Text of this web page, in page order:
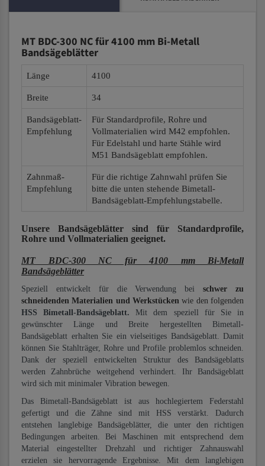
MT BDC-300 NC für 4100 mm Bi-Metall
Bandsägeblätter
Länge 4100
Breite 34
Bandsägeblatt-
Empfehlung
Für Standardprofile, Rohre und
Vollmaterialien wird M42 empfohlen.
Für Edelstahl und harte Stähle wird
M51 Bandsägeblatt empfohlen.
Zahnmaß-
Empfehlung
Für die richtige Zahnwahl prüfen Sie
bitte die unten stehende Bimetall-
Bandsägeblatt-Empfehlungstabelle.
Unsere Bandsägeblätter sind für Standardprofile,
Rohre und Vollmaterialien geeignet.
MT BDC-300 NC für 4100 mm Bi-Metall
Bandsägeblätter
Speziell entwickelt für die Verwendung beischwer zu
schneidenden Materialien und Werkstücken wie den folgenden
HSS Bimetall-Bandsägeblatt. Mit dem speziell für Sie in
gewünschter Länge und Breite hergestellten Bimetall-
Bandsägeblatt erhalten Sie ein vielseitiges Bandsägeblatt. Damit
können Sie Stahlträger, Rohre und Profile problemlos schneiden.
Dank der speziell entwickelten Struktur des Bandsägeblatts
werden Zahnbrüche weitgehend verhindert. Ihr Bandsägeblatt
wird sich mit minimaler Vibration bewegen.
Das Bimetall-Bandsägeblatt ist aus hochlegiertem Federstahl
gefertigt und die Zähne sind mit HSS verstärkt. Dadurch
entstehen langlebige Bandsägeblätter, die unter den richtigen
Bedingungen arbeiten. Bei Maschinen mit entsprechend dem
Material eingestellter Drehzahl und richtiger Zahnauswahl
erzielen sie hervorragende Ergebnisse. Mit dem langlebigen